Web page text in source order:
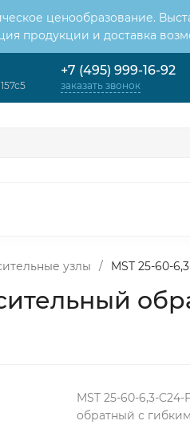
ценообразование.
продукции и доставка
+7 (495) 999-16-92
заказать звонок
узлы / MST 25-60-
MST 25-60-6,3-
обратный с